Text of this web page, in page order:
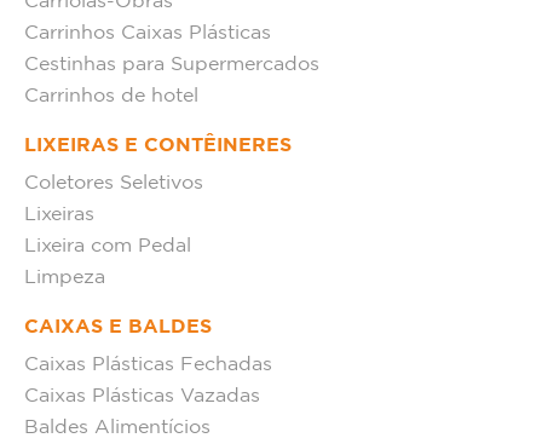
Carrinhos Caixas Plásticas
Cestinhas para Supermercados
Carrinhos de hotel
LIXEIRAS E CONTÊINERES
Coletores Seletivos
Lixeiras
Lixeira com Pedal
Limpeza
CAIXAS E BALDES
Caixas Plásticas Fechadas
Caixas Plásticas Vazadas
Baldes Alimentícios